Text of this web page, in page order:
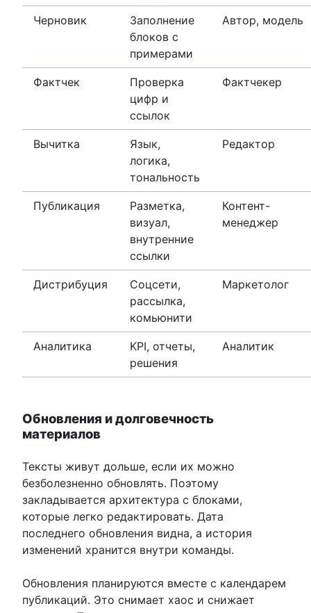
Черновик
Заполнение
блоков с
примерами
Автор, модель
Фактчек
Проверка
цифр и
ссылок
Фактчекер
Вычитка
Язык,
логика,
тональность
Редактор
Публикация
Разметка,
визуал,
внутренние
ссылки
Контент-
менеджер
Дистрибуция
Соцсети,
рассылка,
комьюнити
Маркетолог
Аналитика
KPI, отчеты,
решения
Аналитик
Обновления и долговечность
материалов
Тексты живут дольше, если их можно
безболезненно обновлять. Поэтому
закладывается архитектура с блоками,
которые легко редактировать. Дата
последнего обновления видна, а история
изменений хранится внутри команды.
Обновления планируются вместе с календарем
публикаций. Это снимает хаос и снижает